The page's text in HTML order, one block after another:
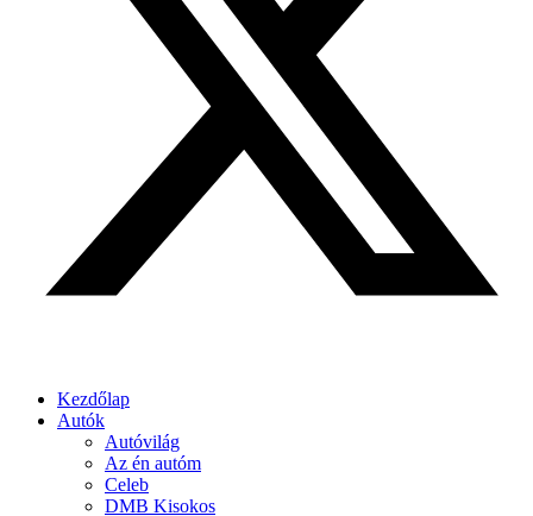
Kezdőlap
Autók
Autóvilág
Az én autóm
Celeb
DMB Kisokos